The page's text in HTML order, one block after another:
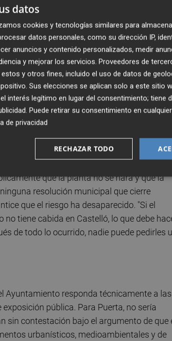
deBegoña Carrascoque garantice
en la carretera de l'Alcora y que responda
vecinos, entidades y colectivos afectados
, ha recordado que el cambio de posición del
vecinal y de la presión ejercida por el PSPV
de Castelló.
los vecinos y vecinas no pueden
garantías jurídicas y administrativas que
la carretera de l'Alcora", ha señalado
que la planta no se hará y que la
resolución municipal que cierre
que el riesgo ha desaparecido. "Si el
tiene cabida en Castelló, lo que debe
de todo lo ocurrido, nadie puede pedirles
Ayuntamiento responda técnicamente a las
pública. Para Puerta, no sería
sin contestación bajo el argumento de que
urbanísticos, medioambientales y de
datos
cookies y tecnologías similares para
datos personales, como su dirección IP,
anuncios y contenido personalizados, medir
y mejorar los servicios. Proveedores de
y otros fines, incluido el uso de datos de
Sus elecciones se aplican solo a este sitio
interés legítimo en lugar del consentimiento; tiene
. Puede retirar su consentimiento en
de privacidad
RECHAZAR TODO